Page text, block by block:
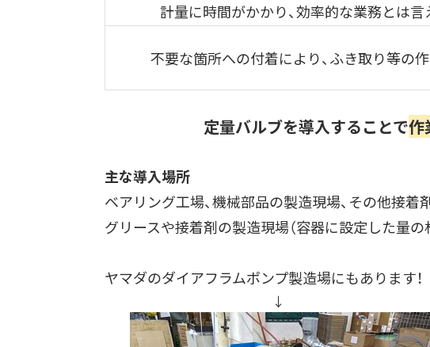
計量に時間がかかり、効率的な業務とは言
不要な箇所への付着により、ふき取り等の
定量バルブを導入することで作
主な導入場所
ベアリング工場、機械部品の製造現場、その他接着
グリースや接着剤の製造現場（容器に設定した量
ヤマダのダイアフラムポンプ製造場にもあり
↓